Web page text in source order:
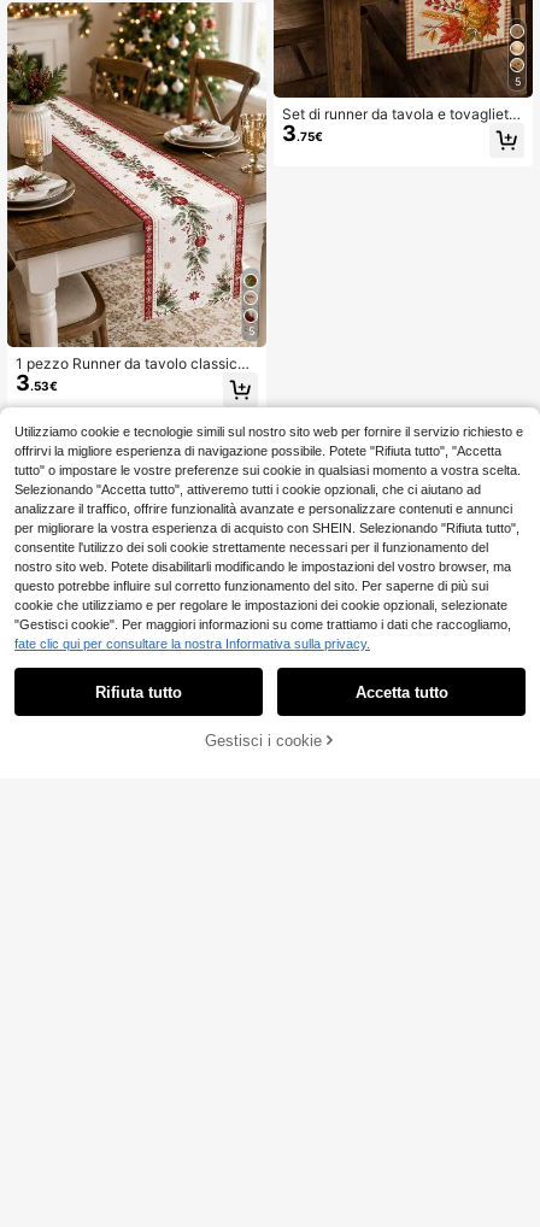
Decorazioni da Tavolo da Cucina A
utunnale per Casa in Stile Fattoria,
Festa di Ognissanti, Cena in Famigli
a e Ospitalità Festiva
5
1 pezzo Runner da tavolo classico
per le vacanze, tovaglia rettangolar
e lunga in lino stile vittoriano vintag
on bordo a fiocchi di neve, protezio
ne per tavolo per celebrazioni natali
zie e invernali per feste.
3.53€
5
Set di runner da tavola e tovagliette
per il Ringraziamento con zucca, st
ampa di foglie d'acero, pigne, bacc
3.75€
AGGIUNGI AL CARRELLO
Utilizziamo cookie e tecnologie simili sul nostro sito web per fornire il servizio richiesto e
offrirvi la migliore esperienza di navigazione possibile. Potete "Rifiuta tutto", "Accetta
tutto" o impostare le vostre preferenze sui cookie in qualsiasi momento a vostra scelta.
Selezionando "Accetta tutto", attiveremo tutti i cookie opzionali, che ci aiutano ad
analizzare il traffico, offrire funzionalità avanzate e personalizzare contenuti e annunci
per migliorare la vostra esperienza di acquisto con SHEIN. Selezionando "Rifiuta tutto",
consentite l'utilizzo dei soli cookie strettamente necessari per il funzionamento del
nostro sito web. Potete disabilitarli modificando le impostazioni del vostro browser, ma
questo potrebbe influire sul corretto funzionamento del sito. Per saperne di più sui
cookie che utilizziamo e per regolare le impostazioni dei cookie opzionali, selezionate
"Gestisci cookie". Per maggiori informazioni su come trattiamo i dati che raccogliamo,
fate clic qui per consultare la nostra Informativa sulla privacy.
Rifiuta tutto Accetta tutto
Gestisci i cookie